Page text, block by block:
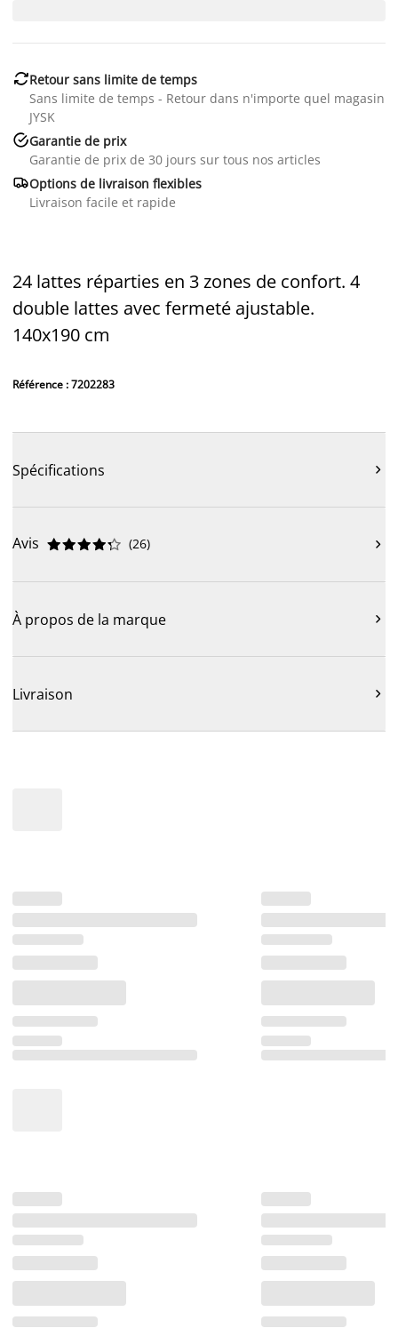
Retour sans limite de temps
Sans limite de temps - Retour dans n'importe quel magasin
JYSK
Garantie de prix
Garantie de prix de 30 jours sur tous nos articles
Options de livraison flexibles
Livraison facile et rapide
24 lattes réparties en 3 zones de confort. 4
double lattes avec fermeté ajustable.
140x190 cm
Référence : 7202283
Spécifications 
Avis 




 (26) 
À propos de la marque 
Livraison 